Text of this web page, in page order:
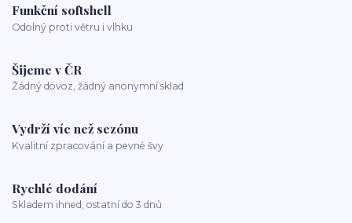
Funkční softshell
Odolný proti větru i vlhku
Šijeme v ČR
Žádný dovoz, žádný anonymní sklad
Vydrží víc než sezónu
Kvalitní zpracování a pevné švy
Rychlé dodání
Skladem ihned, ostatní do 3 dnů